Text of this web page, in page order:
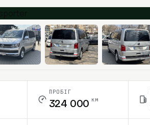
ПРОБІГ
324 000 км